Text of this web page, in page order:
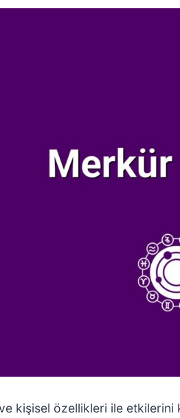
kişisel özellikleri ile etkilerini